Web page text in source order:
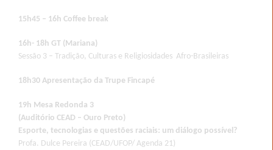
15h45 – 16h Coffee break
16h- 18h GT (Mariana)
Sessão 3 – Tradição, Culturas e Religiosidades Afro-Brasileiras
18h30 Apresentação da Trupe Fincapé
19h Mesa Redonda 3
(Auditório CEAD – Ouro Preto)
Esporte, tecnologias e questões raciais: um diálogo possível?
Profa. Dulce Pereira (CEAD/UFOP/ Agenda 21)